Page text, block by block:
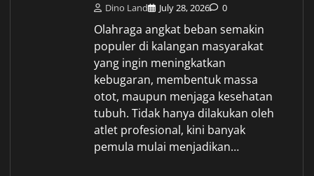
Dino Land July 28, 2026 0
Olahraga angkat beban semakin
populer di kalangan masyarakat
yang ingin meningkatkan
kebugaran, membentuk massa
otot, maupun menjaga kesehatan
tubuh. Tidak hanya dilakukan oleh
atlet profesional, kini banyak
pemula mulai menjadikan…